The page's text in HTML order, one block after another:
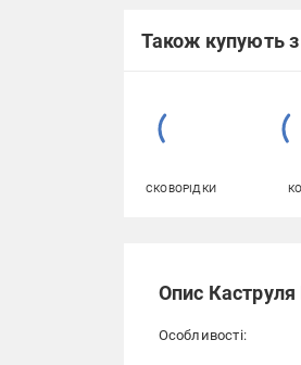
Також купують з
СКОВОРІДКИ
Опис Каструля
Особливості: